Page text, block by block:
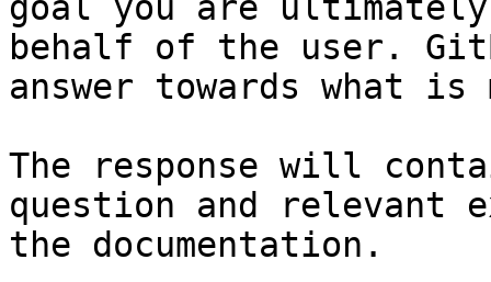
behalf of the user.
answer towards what
The response will
question and relevant
the documentation.